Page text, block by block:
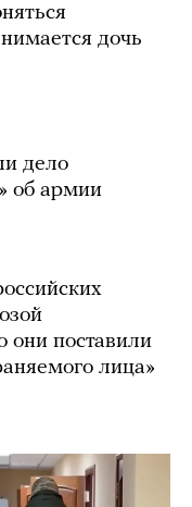
дочь
дело
об армии
они поставили
лица»